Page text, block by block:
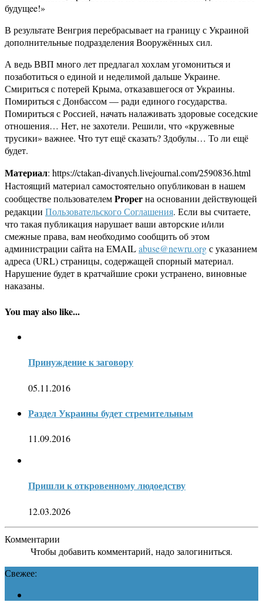
будущee!»
В результате Венгрия перебрасывает на границу с Украиной
дополнительные подразделения Вооружённых сил.
А ведь ВВП много лет предлагал хохлам угомониться и
позаботиться о единой и неделимой дальше Украине.
Смириться с потерей Крыма, отказавшегося от Украины.
Помириться с Донбассом — ради единого государства.
Помириться с Россией, начать налаживать здоровые соседские
отношения… Нет, не захотели. Решили, что «кружевные
трусики» важнее. Что тут ещё сказать? Здобулы… То ли ещё
будет.
Материал: https://ctakan-divanych.livejournal.com/2590836.html
Настоящий материал самостоятельно опубликован в нашем
сообществе пользователемProperна основании действующей
редакции Пользовательского Соглашения. Если вы считаете,
что такая публикация нарушает ваши авторские и/или
смежные права, вам необходимо сообщить об этом
администрации сайта на EMAILabuse@newru.orgс указанием
адреса (URL) страницы, содержащей спорный материал.
Нарушение будет в кратчайшие сроки устранено, виновные
наказаны.
You may also like...
Принуждение к заговору
05.11.2016
Раздел Украины будет стремительным
11.09.2016
Пришли к откровенному людоедству
12.03.2026
Комментарии
Чтобы добавить комментарий, надо залогиниться.
Свежее: